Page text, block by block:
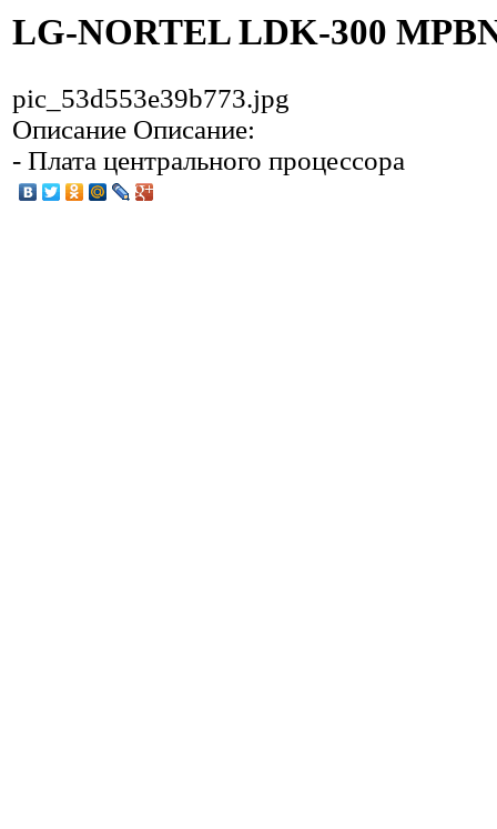
LG-NORTEL LDK-300
pic_53d553e39b773.jpg
Описание Описание:
- Плата центрального процессора